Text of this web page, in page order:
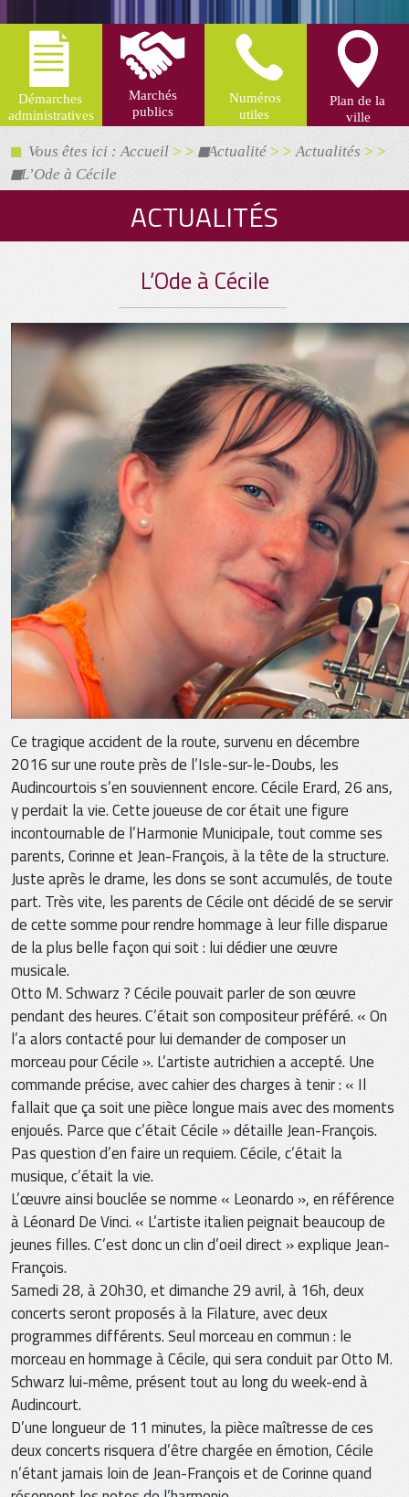
Vous êtes ici : Accueil > > Actualité > >Actualités > >
L’Ode à Cécile
ACTUALITÉS
L’Ode à Cécile
Ce tragique accident de la route, survenu en décembre
2016 sur une route près de l’Isle-sur-le-Doubs, les
Audincourtois s’en souviennent encore. Cécile Erard, 26 ans,
y perdait la vie. Cette joueuse de cor était une figure
incontournable de l’Harmonie Municipale, tout comme ses
parents, Corinne et Jean-François, à la tête de la structure.
Juste après le drame, les dons se sont accumulés, de toute
part. Très vite, les parents de Cécile ont décidé de se servir
de cette somme pour rendre hommage à leur fille disparue
de la plus belle façon qui soit : lui dédier une œuvre
musicale.
Otto M. Schwarz ? Cécile pouvait parler de son œuvre
pendant des heures. C’était son compositeur préféré. « On
l’a alors contacté pour lui demander de composer un
morceau pour Cécile ». L’artiste autrichien a accepté. Une
commande précise, avec cahier des charges à tenir : « Il
fallait que ça soit une pièce longue mais avec des moments
enjoués. Parce que c’était Cécile » détaille Jean-François.
Pas question d’en faire un requiem. Cécile, c’était la
musique, c’était la vie.
L’œuvre ainsi bouclée se nomme « Leonardo », en référence
à Léonard De Vinci. « L’artiste italien peignait beaucoup de
jeunes filles. C’est donc un clin d’oeil direct » explique Jean-
François.
Samedi 28, à 20h30, et dimanche 29 avril, à 16h, deux
concerts seront proposés à la Filature, avec deux
programmes différents. Seul morceau en commun : le
morceau en hommage à Cécile, qui sera conduit par Otto M.
Schwarz lui-même, présent tout au long du week-end à
Audincourt.
D’une longueur de 11 minutes, la pièce maîtresse de ces
deux concerts risquera d’être chargée en émotion, Cécile
n’étant jamais loin de Jean-François et de Corinne quand